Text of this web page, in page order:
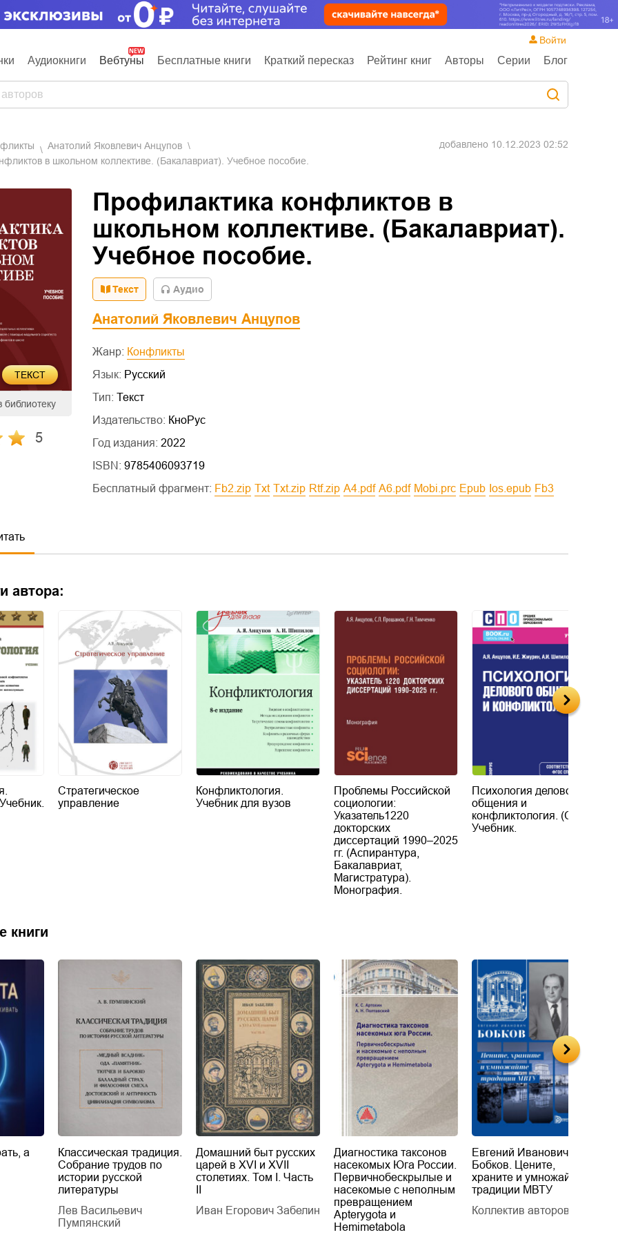
Аудиокниги Вебтуны Бесплатные книги Краткий пересказ Рейтинг книг Авторы Серии Блог
Войти
Анатолий Яковлевич Анцупов
в школьном коллективе. (Бакалавриат). Учебное пособие.
добавлено 10.12.2023 02:52
ТЕКСТ
библиотеку
5
Профилактика конфликтов в
школьном коллективе. (Бакалавриат).
Учебное пособие.
Текст Aудио
Анатолий Яковлевич Анцупов
Жанр:
Конфликты
Язык: Русский
Тип: Текст
Издательство: КноРус
Год издания: 2022
ISBN: 9785406093719
Бесплатный фрагмент:
fb2.zip txt txt.zip rtf.zip a4.pdf a6.pdf mobi.prc epub ios.epub fb3
автора:
Стратегическое
управление
Конфликтология.
Учебник для вузов
Проблемы Российской
социологии:
Указатель1220
докторских
диссертаций 1990–2025
гг. (Аспирантура,
Бакалавриат,
Магистратура).
Монография.
Психология делового
общения и
конфликтология. (СПО).
Учебник.
книги
а
Классическая традиция.
Собрание трудов по
истории русской
литературы
Лев Васильевич
Пумпянский
Домашний быт русских
царей в XVI и XVII
столетиях. Том I. Часть
Иван Егорович Забелин
Диагностика таксонов
насекомых Юга России.
Первичнобескрылые и
насекомые с неполным
превращением
Apterygota и
Hemimetabola
Евгений Иванович
Бобков. Цените,
храните и умножайте
традиции МВТУ
Коллектив авторов